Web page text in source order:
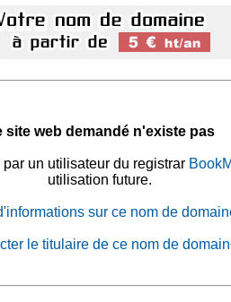
site web demandé n'existe pas
un utilisateur du registrar
utilisation future.
sur ce nom de
le titulaire de ce nom de